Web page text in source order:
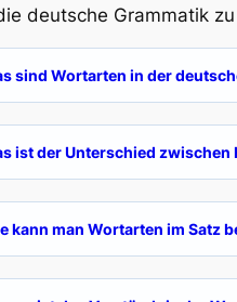
deutsche Grammatik
sind Wortarten in der
ist der Unterschied
kann man Wortarten im Satz